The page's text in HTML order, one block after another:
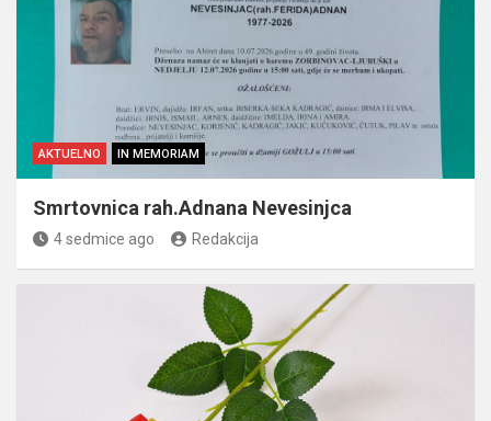
AKTUELNO IN MEMORIAM
Smrtovnica rah.Adnana Nevesinjca
4 sedmice ago Redakcija